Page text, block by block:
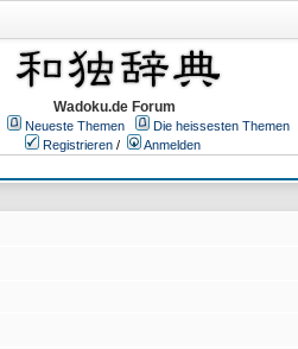
Wadoku.de Forum
Neueste Themen
Die heissesten Themen
Registrieren /
Anmelden